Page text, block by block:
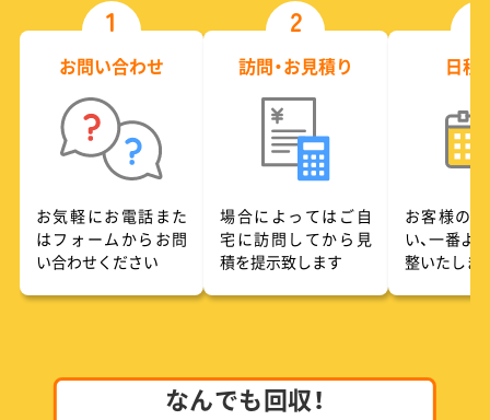
1
お問い合わせ
お気軽にお電話また
はフォームからお問
い合わせください
2
訪問・お見積り
場合によってはご自
宅に訪問してから見
積を提示致します
日程
お客様の
い、一番よ
整いたしま
なんでも回収！